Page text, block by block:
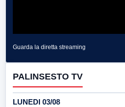
Guarda la diretta streaming
PALINSESTO TV
LUNEDI 03/08